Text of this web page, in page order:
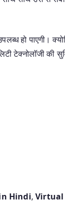
हो पाएगी।
टेक्नोलॉजी की
Hindi,